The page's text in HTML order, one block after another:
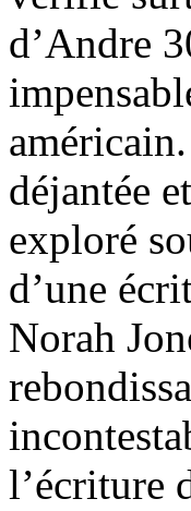
d’Andre
déjantée
exploré
d’une
Norah
l’écriture